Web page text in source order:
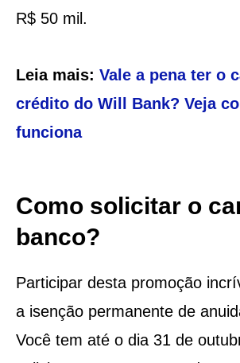
R$ 50 mil.
Leia mais: Vale a pena ter o
crédito do Will Bank? Veja
funciona
Como solicitar o
banco?
Participar desta promoção
a isenção permanente de
Você tem até o dia 31 de